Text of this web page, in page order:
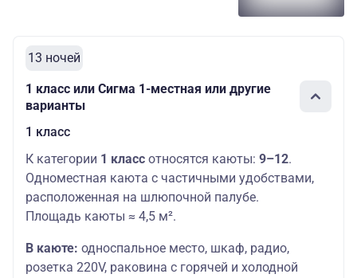
13 ночей
1 класс или Сигма 1-местная или другие
варианты
1 класс
К категории 1 класс относятся каюты: 9–12.
Одноместная каюта с частичными удобствами,
расположенная на шлюпочной палубе.
Площадь каюты ≈ 4,5 м².
В каюте: односпальное место, шкаф, радио,
розетка 220V, раковина с горячей и холодной